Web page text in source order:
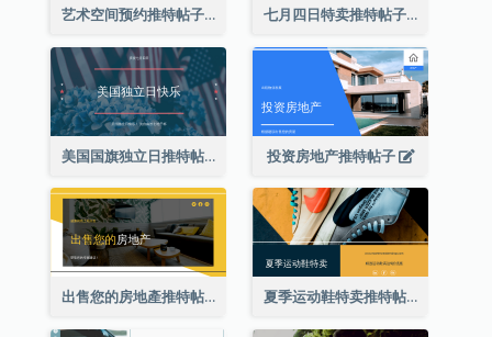
艺术空间预约推特帖子 七月四日特卖推特帖子
美国国旗独立日推特帖子 投资房地产推特帖子
出售您的房地產推特帖子 夏季运动鞋特卖推特帖子